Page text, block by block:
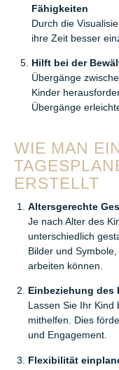
Fähigkeiten
Durch die
ihre Zeit besser
Hilft bei der
Übergänge
Kinder
Übergänge
WIE MAN
ERSTELLT
Altersgerechte
Je nach Alter des
unterschiedlich
Bilder und
arbeiten können.
Einbeziehung des
Lassen Sie Ihr Kind
mithelfen. Dies
und Engagement.
Flexibilität